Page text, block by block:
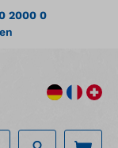
2000 0